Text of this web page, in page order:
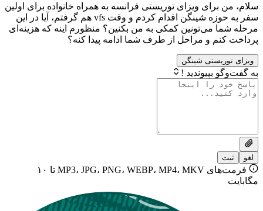
ویزای توریستی فرانسه به همراه خانواده برای اولین
سفر به حوزه شینگن اقدام کردم و وقت vfs هم گرفتم، آیا در این
می‌تونین کمکی به من بکنین؟ منظورم اینه که هزینه‌ای
و مراحل از طرف شما ادامه پیدا کنه؟
شینگن
!
فرمت‌های MP3، JPG، PNG، WEBP، MP4، MKV تا ۱۰